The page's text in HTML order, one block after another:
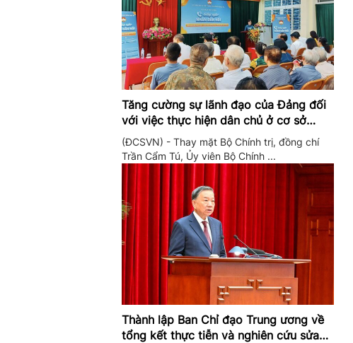
Tăng cường sự lãnh đạo của Đảng đối
với việc thực hiện dân chủ ở cơ sở
trong giai đoạn mới
(ĐCSVN) - Thay mặt Bộ Chính trị, đồng chí
Trần Cẩm Tú, Ủy viên Bộ Chính ...
Thành lập Ban Chỉ đạo Trung ương về
tổng kết thực tiễn và nghiên cứu sửa